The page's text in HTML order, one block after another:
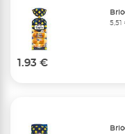
5,51
1.93 €